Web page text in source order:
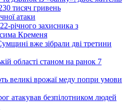
тисяч гривень
атаки
річного захисника з
Кременя
вже зібрали дві третини
області станом на ранок 7
великі врожаї меду попри умови
атакував безпілотником людей